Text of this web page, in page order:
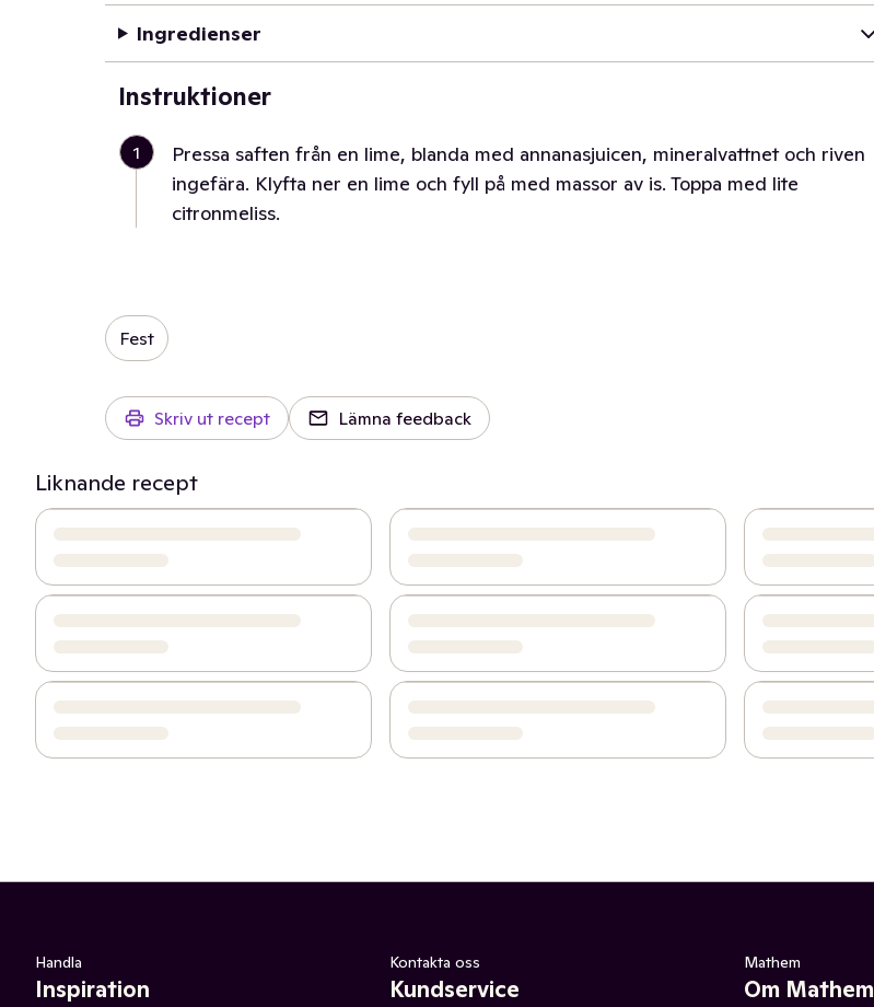
Ingredienser
Instruktioner
1
Pressa saften från en lime, blanda med annanasjuicen, mineralvattnet och riven
ingefära. Klyfta ner en lime och fyll på med massor av is. Toppa med lite
citronmeliss.
Fest
Skriv ut recept Lämna feedback
Liknande recept
Handla
Inspiration
Kontakta oss
Kundservice
Mathem
Om Mathem